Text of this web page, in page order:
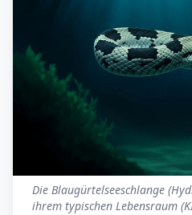
Die Blaugürtelseeschlange
ihrem typischen Lebensraum